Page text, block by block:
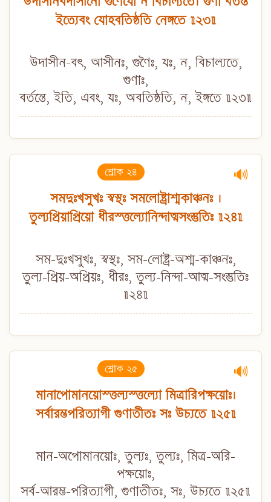
ইত্যেবং যোহবতিষ্ঠতি নেঙ্গতে ॥২৩॥
উদাসীন-বৎ, আসীনঃ, গুণৈঃ, যঃ, ন, বিচাল্যতে,
গুণাঃ,
বর্তন্তে, ইতি, এবং, যঃ, অবতিষ্ঠতি, ন, ইঙ্গতে ॥২৩॥
শ্লোক ২৪ 🔊
সমদুঃখসুখঃ স্বস্থঃ সমলোষ্ট্রাশ্মকাঞ্চনঃ ।
তুল্যপ্রিয়াপ্রিয়ো ধীরস্ত্তল্যোনিন্দাত্মসংস্তুতিঃ ॥২৪॥
সম-দুঃখসুখঃ, স্বস্থঃ, সম-লোষ্ট্র-অশ্ম-কাঞ্চনঃ,
তুল্য-প্রিয়-অপ্রিয়ঃ, ধীরঃ, তুল্য-নিন্দা-আত্ম-সংস্তুতিঃ
॥২৪॥
শ্লোক ২৫ 🔊
মানাপোমানয়োস্ত্তল্যস্ত্তল্যো মিত্রারিপক্ষয়োঃ।
সর্বারম্ভপরিত্যাগী গুণাতীতঃ সঃ উচ্যতে ॥২৫॥
মান-অপোমানয়োঃ, তুল্যঃ, তুল্যঃ, মিত্র-অরি-
পক্ষয়োঃ,
সর্ব-আরম্ভ-পরিত্যাগী, গুণাতীতঃ, সঃ, উচ্যতে ॥২৫॥